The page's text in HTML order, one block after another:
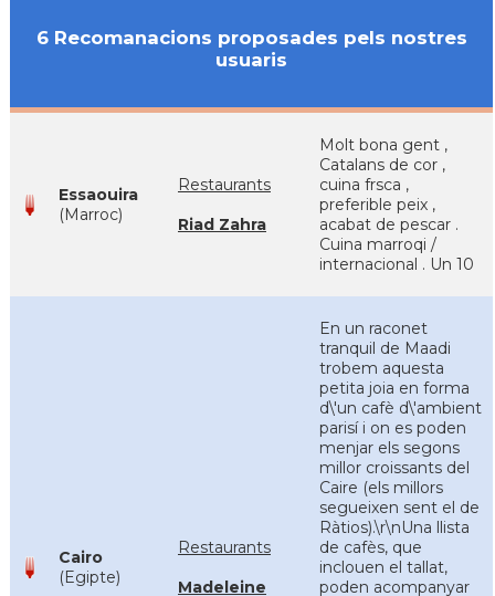
6 Recomanacions proposades pels nostres
usuaris
Essaouira
(Marroc)
Restaurants
Riad Zahra
Molt bona gent ,
Catalans de cor ,
cuina frsca ,
preferible peix ,
acabat de pescar .
Cuina marroqi /
internacional . Un 10
Cairo
(Egipte)
Restaurants
Madeleine
En un raconet
tranquil de Maadi
trobem aquesta
petita joia en forma
d\'un cafè d\'ambient
parisí i on es poden
menjar els segons
millor croissants del
Caire (els millors
segueixen sent el de
Ràtios).\r\nUna llista
de cafès, que
inclouen el tallat,
poden acompanyar